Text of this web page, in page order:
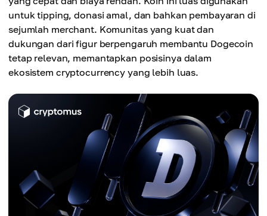
untuk tipping, donasi amal, dan bahkan pembayaran di
sejumlah merchant. Komunitas yang kuat dan
dukungan dari figur berpengaruh membantu Dogecoin
tetap relevan, memantapkan posisinya dalam
ekosistem cryptocurrency yang lebih luas.